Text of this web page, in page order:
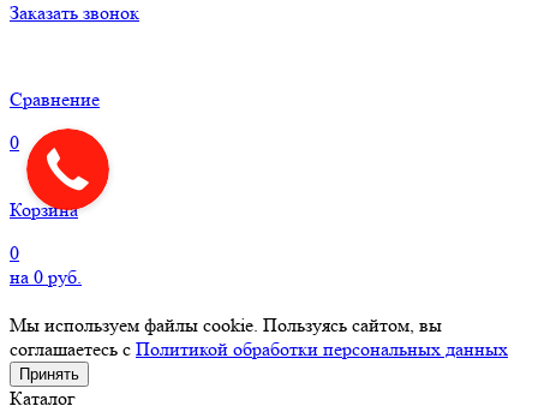
Заказать звонок
Сравнение
0
Корзина
0
на 0 руб.
Мы используем файлы cookie. Пользуясь сайтом, вы
соглашаетесь с Политикой обработки персональных данных
Принять
Каталог